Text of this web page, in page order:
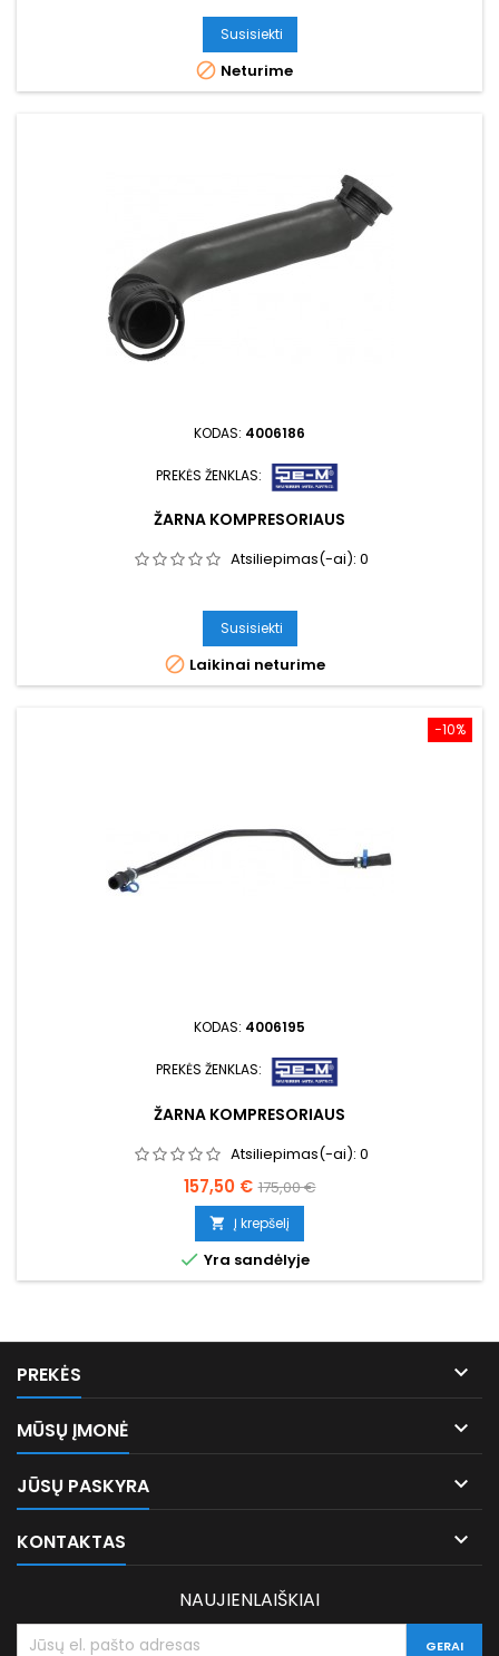
Susisiekti
 Neturime
KODAS: 4006186
PREKĖS ŽENKLAS:
ŽARNA KOMPRESORIAUS
Atsiliepimas(-ai): 0
Susisiekti
 Laikinai neturime
−10%
KODAS: 4006195
PREKĖS ŽENKLAS:
ŽARNA KOMPRESORIAUS
Atsiliepimas(-ai): 0
Kaina
157,50 € Bazinė
kaina
175,00 €
 Į krepšelį
 Yra sandėlyje
PREKĖS 
MŪSŲ ĮMONĖ 
JŪSŲ PASKYRA 
KONTAKTAS 
NAUJIENLAIŠKIAI